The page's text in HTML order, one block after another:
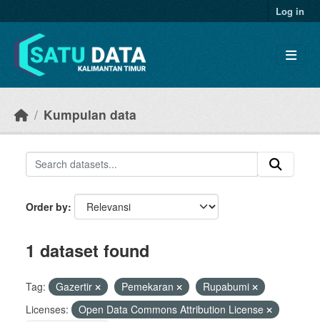
Log in
Kumpulan data
Order by
1 dataset found
Tag: Gazertir Pemekaran
Rupabumi
Licenses:
Open Data Commons Attribution License